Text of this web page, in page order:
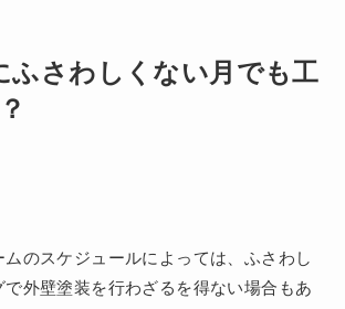
ふさわしくない月でも工
のスケジュールによっては、ふさわし
で外壁塗装を行わざるを得ない場合もあ